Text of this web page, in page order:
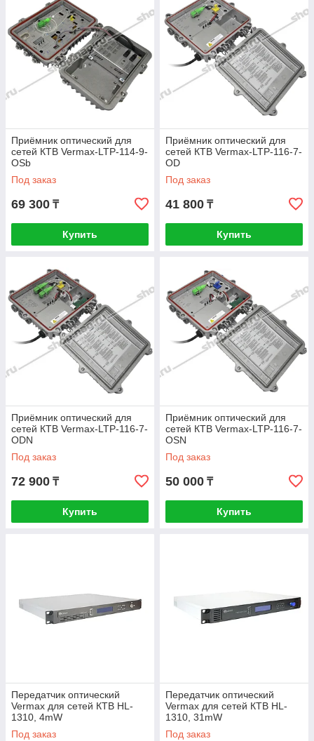
Приёмник оптический для
сетей КТВ Vermax-LTP-114-9-
OSb
Под заказ
69 300 ₸
Купить
Приёмник оптический для
сетей КТВ Vermax-LTP-116-7-
OD
Под заказ
41 800 ₸
Купить
Приёмник оптический для
сетей КТВ Vermax-LTP-116-7-
ODN
Под заказ
72 900 ₸
Купить
Приёмник оптический для
сетей КТВ Vermax-LTP-116-7-
OSN
Под заказ
50 000 ₸
Купить
Передатчик оптический
Vermax для сетей КТВ HL-
1310, 4mW
Под заказ
Передатчик оптический
Vermax для сетей КТВ HL-
1310, 31mW
Под заказ